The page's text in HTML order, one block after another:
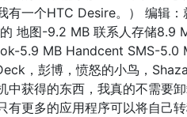
有一个HTC Desire。） 编辑
地图-9.2 MB 联系人存储
5.9 MB Handcent SMS-5.0
，彭博，愤怒的小鸟，
中获得的东西，我真的不需要
有更多的应用程序可以将自己